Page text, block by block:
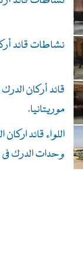
نشاطات قائد أركان
قائد أركان
موريتانيا.
اللواء قائد
وحدات الدرك فى